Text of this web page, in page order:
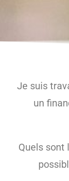
Je suis
un
Quels sont